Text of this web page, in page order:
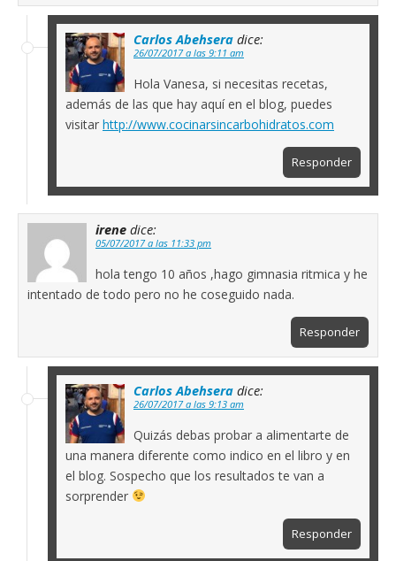
Carlos Abehsera dice:
26/07/2017 a las 9:11 am
Hola Vanesa, si necesitas recetas,
además de las que hay aquí en el blog, puedes
visitar http://www.cocinarsincarbohidratos.com
Responder
irene dice:
05/07/2017 a las 11:33 pm
hola tengo 10 años ,hago gimnasia ritmica y he
intentado de todo pero no he coseguido nada.
Responder
Carlos Abehsera dice:
26/07/2017 a las 9:13 am
Quizás debas probar a alimentarte de
una manera diferente como indico en el libro y en
el blog. Sospecho que los resultados te van a
sorprender
Responder